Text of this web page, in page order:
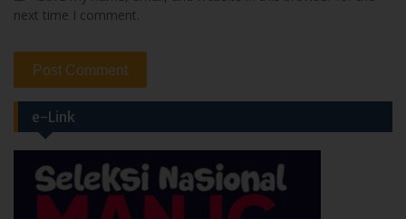
next time I comment.
e-Link